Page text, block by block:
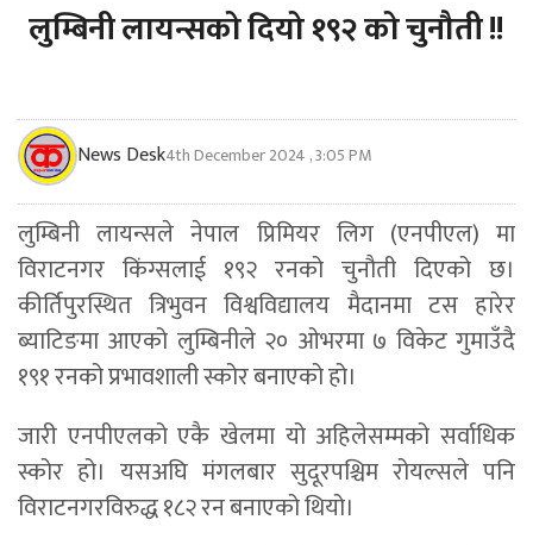
लुम्बिनी लायन्सको दियो १९२ को चुनौती !!
News Desk4th December 2024 , 3:05 PM
लुम्बिनी लायन्सले नेपाल प्रिमियर लिग (एनपीएल) मा
विराटनगर किंग्सलाई १९२ रनको चुनौती दिएको छ।
कीर्तिपुरस्थित त्रिभुवन विश्वविद्यालय मैदानमा टस हारेर
ब्याटिङमा आएको लुम्बिनीले २० ओभरमा ७ विकेट गुमाउँदै
१९१ रनको प्रभावशाली स्कोर बनाएको हो।
जारी एनपीएलको एकै खेलमा यो अहिलेसम्मको सर्वाधिक
स्कोर हो। यसअघि मंगलबार सुदूरपश्चिम रोयल्सले पनि
विराटनगरविरुद्ध १८२ रन बनाएको थियो।